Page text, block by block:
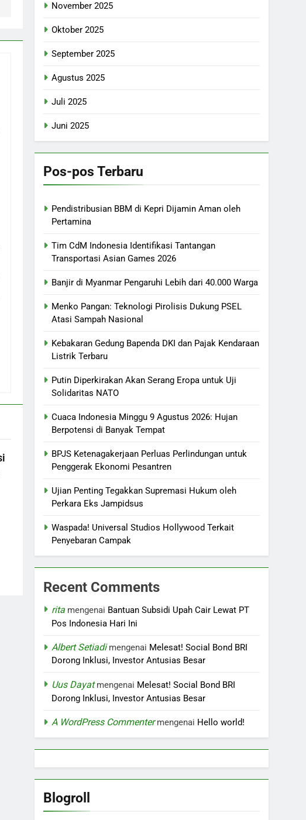
November 2025
Oktober 2025
September 2025
Agustus 2025
Juli 2025
Juni 2025
Pos-pos Terbaru
Pendistribusian BBM di Kepri Dijamin Aman oleh
Pertamina
Tim CdM Indonesia Identifikasi Tantangan
Transportasi Asian Games 2026
Banjir di Myanmar Pengaruhi Lebih dari 40.000 Warga
Menko Pangan: Teknologi Pirolisis Dukung PSEL
Atasi Sampah Nasional
Kebakaran Gedung Bapenda DKI dan Pajak Kendaraan
Listrik Terbaru
Putin Diperkirakan Akan Serang Eropa untuk Uji
Solidaritas NATO
Cuaca Indonesia Minggu 9 Agustus 2026: Hujan
Berpotensi di Banyak Tempat
BPJS Ketenagakerjaan Perluas Perlindungan untuk
Penggerak Ekonomi Pesantren
Ujian Penting Tegakkan Supremasi Hukum oleh
Perkara Eks Jampidsus
Waspada! Universal Studios Hollywood Terkait
Penyebaran Campak
Recent Comments
rita mengenai Bantuan Subsidi Upah Cair Lewat PT
Pos Indonesia Hari Ini
Albert Setiadimengenai Melesat! Social Bond BRI
Dorong Inklusi, Investor Antusias Besar
Uus Dayatmengenai Melesat! Social Bond BRI
Dorong Inklusi, Investor Antusias Besar
A WordPress Commentermengenai Hello world!
Blogroll